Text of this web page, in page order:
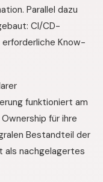
Parallel dazu
CI/CD-
Know-
funktioniert am
für ihre
Bestandteil der
als nachgelagertes